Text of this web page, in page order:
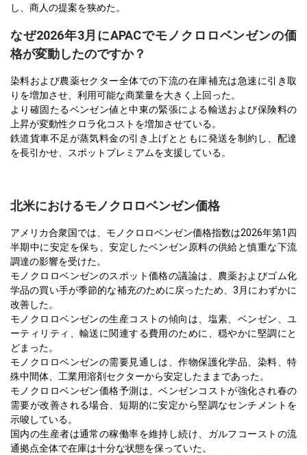
し、商人の提案を狭めた。
なぜ2026年3月にAPACでモノクロロベンゼンの価
格が変動したのですか？
染料および農薬セクター全体での下流の在庫補充は急速に引き取
りを増加させ、利用可能な商業量を大きく上回った。
より確固たるベンゼン値と中東の緊張による輸送および保険料の
上昇が変動性クロラ化コストを増加させている。
鉄道貨車不足が蒸気料金の引き上げとともに発送を制約し、配達
を長引かせ、スポットプレミアムを支援している。
北米におけるモノクロロベンゼン価格
アメリカ合衆国では、モノクロロベンゼン価格指数は2026年第1四
半期中に安定を保ち、安定したベンゼン原料の供給と慎重な下流
調達の影響を受けた。
モノクロロベンゼンのスポット価格の議論は、農薬およびゴム化
学品の買い手が季節的な補充のために戻ったため、3月にわずかに
改善した。
モノクロロベンゼンの生産コストの傾向は、塩素、ベンゼン、ユ
ーティリティ、輸送に関連する費用のために、穏やかに堅調にと
どまった。
モノクロロベンゼンの需要見通しは、作物保護化学品、染料、特
殊中間体、工業用溶剤セクターから安定したままであった。
モノクロロベンゼン価格予測は、ベンゼンコストが強化され春の
需要が改善される場合、短期的に安定から堅調なセンチメントを
示唆している。
国内の生産者は通常の稼働率を維持し続け、ガルフコーストの流
通拠点全体で在庫は十分な状態を保っていた。